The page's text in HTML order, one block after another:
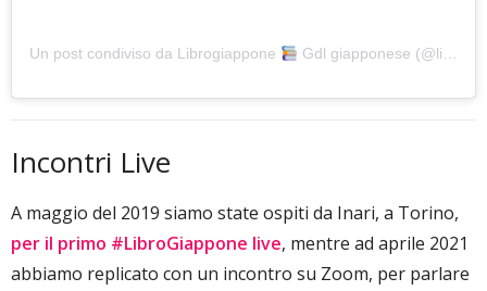
Un post condiviso da Librogiappone Gdl giapponese (@librogiappone)
Incontri Live
A maggio del 2019 siamo state ospiti da Inari, a Torino,
per il primo #LibroGiappone live, mentre ad aprile 2021
abbiamo replicato con un incontro su Zoom, per parlare